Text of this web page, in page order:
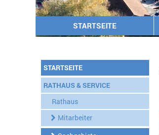
STARTSEITE
STARTSEITE
RATHAUS & SERVICE
Rathaus
Mitarbeiter